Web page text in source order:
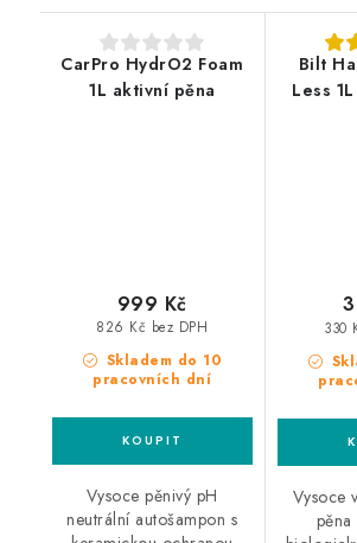
CarPro HydrO2 Foam
1L aktivní pěna
Skladem do 10
pracovních dní
826 Kč bez DPH
999 Kč
Vysoce pěnivý pH
neutrální autošampon s
Bilt
Less
330
Vysoce